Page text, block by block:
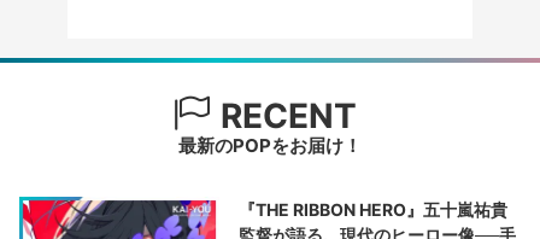
RECENT
最新のPOPをお届け！
『THE RIBBON HERO』五十嵐祐貴
監督が語る、現代のヒーロー像──手